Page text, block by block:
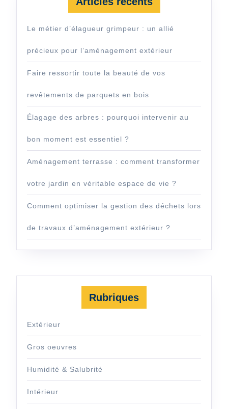
Le métier d’élagueur grimpeur : un allié
précieux pour l’aménagement extérieur
Faire ressortir toute la beauté de vos
revêtements de parquets en bois
Élagage des arbres : pourquoi intervenir au
bon moment est essentiel ?
Aménagement terrasse : comment transformer
votre jardin en véritable espace de vie ?
Comment optimiser la gestion des déchets lors
de travaux d’aménagement extérieur ?
Rubriques
Extérieur
Gros oeuvres
Humidité & Salubrité
Intérieur